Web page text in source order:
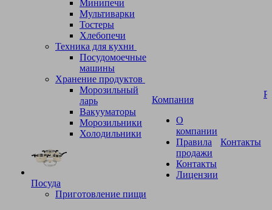
Минипечи
Мультиварки
Тостеры
Хлебопечи
Техника для кухни
Посудомоечные
машины
Хранение продуктов
Морозильный
ларь
Вакууматоры
Морозильники
Холодильники
Посуда
Приготовление пищи
Компания
О
компании
Правила
продажи
Контакты
Лицензии
Контакты